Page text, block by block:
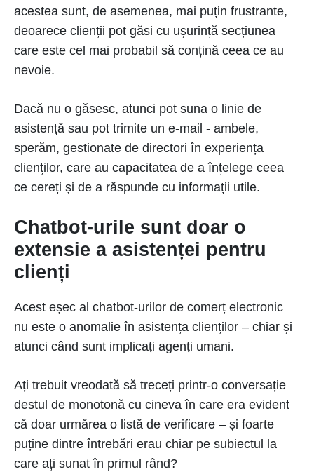
acestea sunt, de asemenea, mai puțin frustrante,
deoarece clienții pot găsi cu ușurință secțiunea
care este cel mai probabil să conțină ceea ce au
nevoie.
Dacă nu o găsesc, atunci pot suna o linie de
asistență sau pot trimite un e-mail - ambele,
sperăm, gestionate de directori în experiența
clienților, care au capacitatea de a înțelege ceea
ce cereți și de a răspunde cu informații utile.
Chatbot-urile sunt doar o
extensie a asistenței pentru
clienți
Acest eșec al chatbot-urilor de comerț electronic
nu este o anomalie în asistența clienților – chiar și
atunci când sunt implicați agenți umani.
Ați trebuit vreodată să treceți printr-o conversație
destul de monotonă cu cineva în care era evident
că doar urmărea o listă de verificare – și foarte
puține dintre întrebări erau chiar pe subiectul la
care ați sunat în primul rând?